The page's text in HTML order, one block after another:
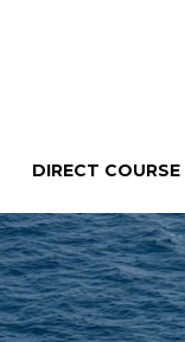
DIRECT COURSE